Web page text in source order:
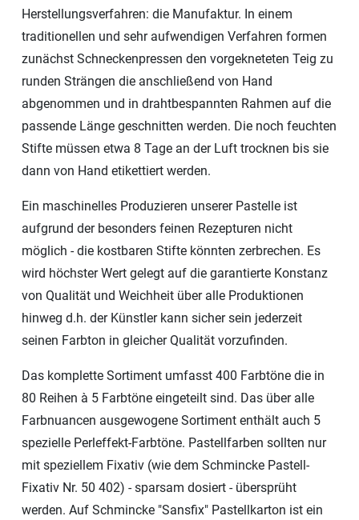
Herstellungsverfahren: die Manufaktur. In einem
traditionellen und sehr aufwendigen Verfahren formen
zunächst Schneckenpressen den vorgekneteten Teig zu
runden Strängen die anschließend von Hand
abgenommen und in drahtbespannten Rahmen auf die
passende Länge geschnitten werden. Die noch feuchten
Stifte müssen etwa 8 Tage an der Luft trocknen bis sie
dann von Hand etikettiert werden.
Ein maschinelles Produzieren unserer Pastelle ist
aufgrund der besonders feinen Rezepturen nicht
möglich - die kostbaren Stifte könnten zerbrechen. Es
wird höchster Wert gelegt auf die garantierte Konstanz
von Qualität und Weichheit über alle Produktionen
hinweg d.h. der Künstler kann sicher sein jederzeit
seinen Farbton in gleicher Qualität vorzufinden.
Das komplette Sortiment umfasst 400 Farbtöne die in
80 Reihen à 5 Farbtöne eingeteilt sind. Das über alle
Farbnuancen ausgewogene Sortiment enthält auch 5
spezielle Perleffekt-Farbtöne. Pastellfarben sollten nur
mit speziellem Fixativ (wie dem Schmincke Pastell-
Fixativ Nr. 50 402) - sparsam dosiert - übersprüht
werden. Auf Schmincke "Sansfix" Pastellkarton ist ein